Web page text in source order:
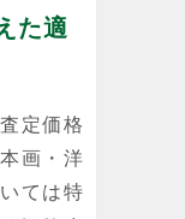
た適
定価格
画・洋
ては特